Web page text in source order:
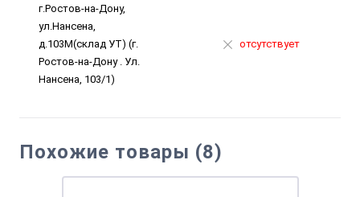
г.Ростов-на-Дону,
ул.Нансена,
д.103М(склад УТ) (г.
Ростов-на-Дону . Ул.
Нансена, 103/1)
отсутствует
Похожие товары (8)